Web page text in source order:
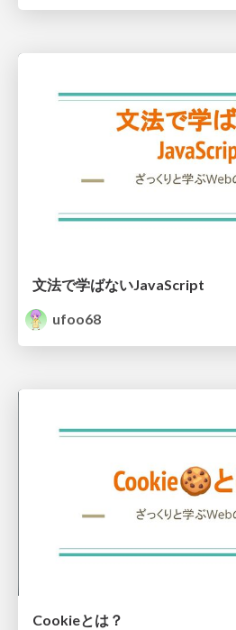
文法で学ばないJavaScript
ufoo68
Cookieとは？